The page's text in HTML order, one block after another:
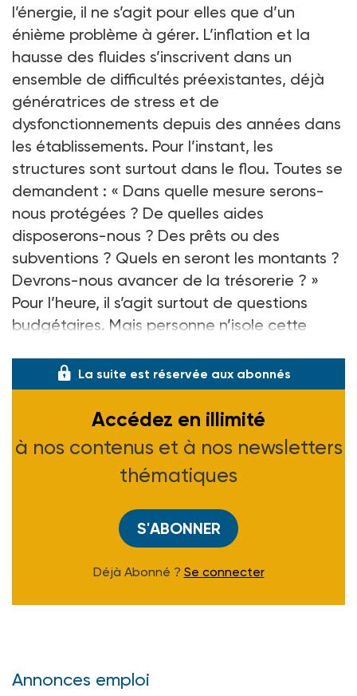
l’énergie, il ne s’agit pour elles que d’un
énième problème à gérer. L’inflation et la
hausse des fluides s’inscrivent dans un
ensemble de difficultés préexistantes, déjà
génératrices de stress et de
dysfonctionnements depuis des années dans
les établissements. Pour l’instant, les
structures sont surtout dans le flou. Toutes se
demandent : « Dans quelle mesure serons-
nous protégées ? De quelles aides
disposerons-nous ? Des prêts ou des
subventions ? Quels en seront les montants ?
Devrons-nous avancer de la trésorerie ? »
Pour l’heure, il s’agit surtout de questions
budgétaires. Mais personne n’isole cette
La suite est réservée aux abonnés
Accédez en illimité
à nos contenus et à nos newsletters
thématiques
S'ABONNER
Déjà Abonné ? Se connecter
Annonces emploi